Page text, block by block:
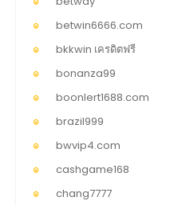
betwin6666.com
bkkwin เครดิตฟรี
bonanza99
boonlert1688.com
brazil999
bwvip4.com
cashgame168
chang7777